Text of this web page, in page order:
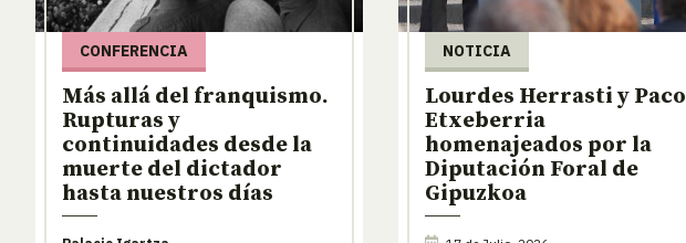
CONFERENCIA
Más allá del franquismo.
Rupturas y
continuidades desde la
muerte del dictador
hasta nuestros días
NOTICIA
Lourdes Herrasti y Paco
Etxeberria
homenajeados por la
Diputación Foral de
Gipuzkoa